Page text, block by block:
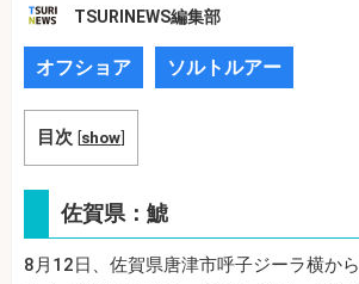
TSURINEWS編集部
オフショア ソルトルアー
目次 [show]
佐賀県：鯱
8月12日、佐賀県唐津市呼子ジーラ横から